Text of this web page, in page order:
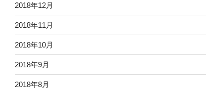
2018年12月
2018年11月
2018年10月
2018年9月
2018年8月